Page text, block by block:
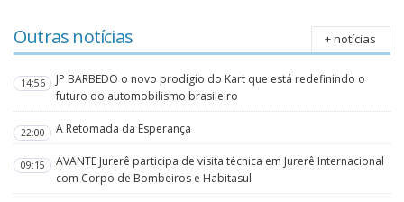
Outras notícias + notícias
14:56
JP BARBEDO o novo prodígio do Kart que está redefinindo o
futuro do automobilismo brasileiro
22:00 A Retomada da Esperança
09:15
AVANTE Jurerê participa de visita técnica em Jurerê Internacional
com Corpo de Bombeiros e Habitasul